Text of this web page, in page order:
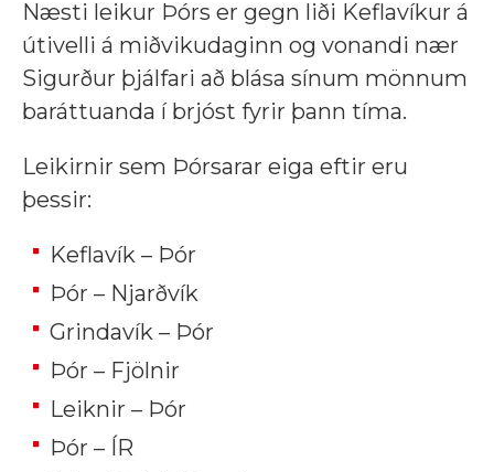
Næsti leikur Þórs er gegn liði Keflavíkur á
útivelli á miðvikudaginn og vonandi nær
Sigurður þjálfari að blása sínum mönnum
baráttuanda í brjóst fyrir þann tíma.
Leikirnir sem Þórsarar eiga eftir eru
þessir:
Keflavík – Þór
Þór – Njarðvík
Grindavík – Þór
Þór – Fjölnir
Leiknir – Þór
Þór – ÍR